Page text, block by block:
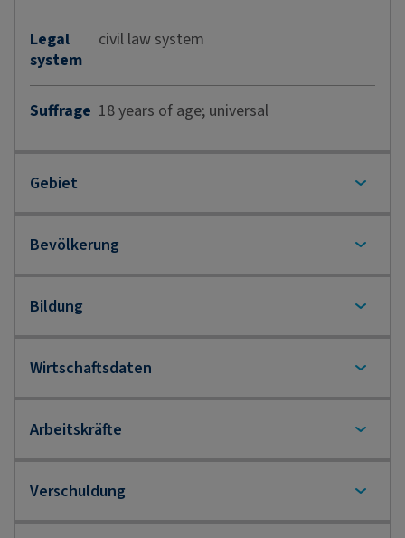
Legal
system
civil law system
Suffrage 18 years of age; universal